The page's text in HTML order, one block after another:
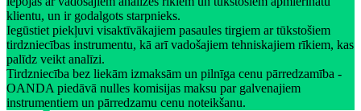
klientu, un ir godalgots starpnieks.
Iegūstiet piekļuvi visaktīvākajiem pasaules tirgiem ar tūkstošiem
tirdzniecības instrumentu, kā arī vadošajiem tehniskajiem rīkiem, kas
palīdz veikt analīzi.
Tirdzniecība bez liekām izmaksām un pilnīga cenu pārredzamība -
OANDA piedāvā nulles komisijas maksu par galvenajiem
instrumentiem un pārredzamu cenu noteikšanu.